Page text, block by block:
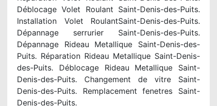
Déblocage Volet Roulant Saint-Denis-des-Puits.
Installation Volet RoulantSaint-Denis-des-Puits.
Dépannage serrurier Saint-Denis-des-Puits.
Dépannage Rideau Metallique Saint-Denis-des-
Puits. Réparation Rideau Metallique Saint-Denis-
des-Puits. Déblocage Rideau Metallique Saint-
Denis-des-Puits. Changement de vitre Saint-
Denis-des-Puits. Remplacement fenetres Saint-
Denis-des-Puits.